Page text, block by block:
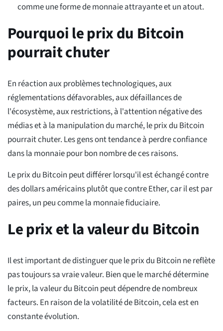
comme une forme de monnaie attrayante et un atout.
Pourquoi le prix du Bitcoin
pourrait chuter
En réaction aux problèmes technologiques, aux
réglementations défavorables, aux défaillances de
l'écosystème, aux restrictions, à l'attention négative des
médias et à la manipulation du marché, le prix du Bitcoin
pourrait chuter. Les gens ont tendance à perdre confiance
dans la monnaie pour bon nombre de ces raisons.
Le prix du Bitcoin peut différer lorsqu'il est échangé contre
des dollars américains plutôt que contre Ether, car il est par
paires, un peu comme la monnaie fiduciaire.
Le prix et la valeur du Bitcoin
Il est important de distinguer que le prix du Bitcoin ne reflète
pas toujours sa vraie valeur. Bien que le marché détermine
le prix, la valeur du Bitcoin peut dépendre de nombreux
facteurs. En raison de la volatilité de Bitcoin, cela est en
constante évolution.